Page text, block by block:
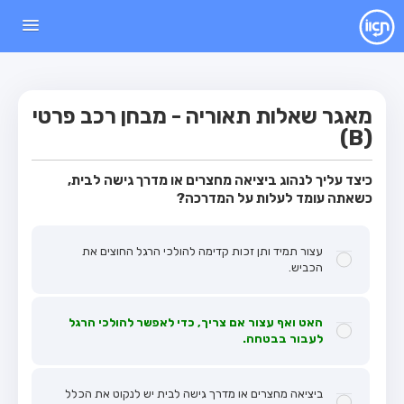
מבחן רכב פרטי (B)
מבחן אופנוע (A)
מבחן טרקטור (1)
מבחן רכב ציבורי (D)
מאגר שאלות
מבחן אופנוע (A)
מאגר שאלות תאוריה - מבחן רכב פרטי
(B)
כיצד עליך לנהוג ביציאה מחצרים או מדרך גישה לבית,
כשאתה עומד לעלות על המדרכה?
עצור תמיד ותן זכות קדימה להולכי הרגל החוצים את
הכביש.
האט ואף עצור אם צריך, כדי לאפשר להולכי הרגל
לעבור בבטחה.
ביציאה מחצרים או מדרך גישה לבית יש לנקוט את הכלל